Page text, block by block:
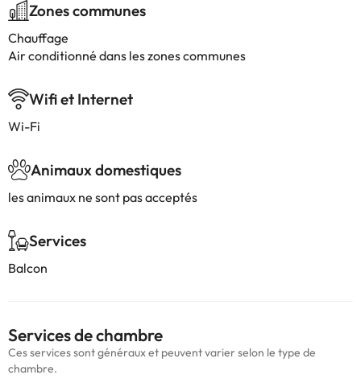
Zones communes
Chauffage
Air conditionné dans les zones communes
Wifi et Internet
Wi-Fi
Animaux domestiques
les animaux ne sont pas acceptés
Services
Balcon
Services de chambre
Ces services sont généraux et peuvent varier selon le type de
chambre.